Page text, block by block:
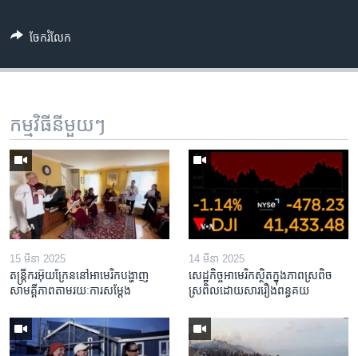
ចែករំលែក
កម្មវិធី​នីមួយៗ
15 មីនា 2025
តន្ត្រីករ​អ៊ុយក្រែន​នៅ​អាមេរិក​បង្ហាញ​
សាមគ្គីភាព​តាម​រយៈ​ការសម្តែង
14 មីនា 2025
សេដ្ឋកិច្ច​អាមេរិក​ស្ថិត​ក្នុង​ភាពស្រពិច
ស្រពិល​ដោយសារ​រឿង​ពន្ធគយ